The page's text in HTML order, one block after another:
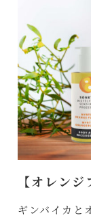
【オレン
ギンバイカと